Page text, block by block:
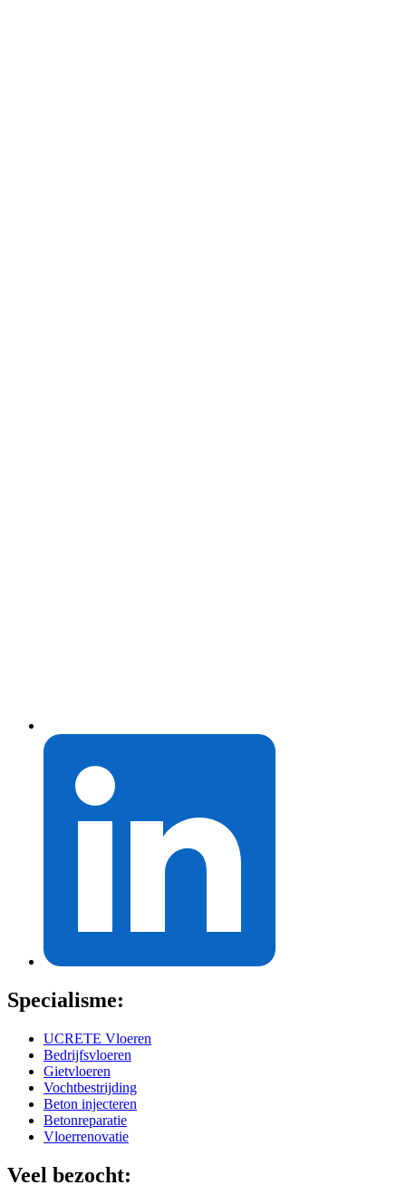
Specialisme:
UCRETE Vloeren
Bedrijfsvloeren
Gietvloeren
Vochtbestrijding
Beton injecteren
Betonreparatie
Vloerrenovatie
Veel bezocht: